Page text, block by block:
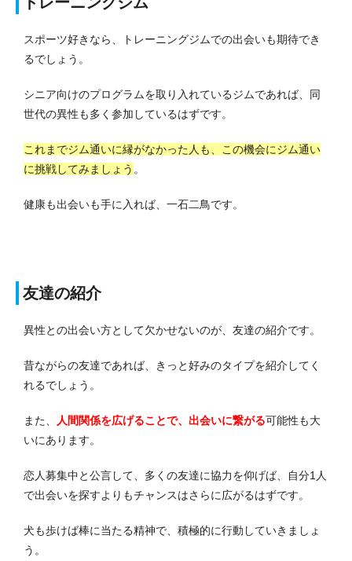
スポーツ好きなら、トレーニングジムでの出会いも期待でき
るでしょう。
シニア向けのプログラムを取り入れているジムであれば、同
世代の異性も多く参加しているはずです。
これまでジム通いに縁がなかった人も、この機会にジム通い
に挑戦してみましょう 。
健康も出会いも手に入れば、一石二鳥です。
友達の紹介
異性との出会い方として欠かせないのが、友達の紹介です。
昔ながらの友達であれば、きっと好みのタイプを紹介してく
れるでしょう。
また、 人間関係を広げることで、出会いに繋がる可能性も大
いにあります。
恋人募集中と公言して、多くの友達に協力を仰げば、自分1人
で出会いを探すよりもチャンスはさらに広がるはずです。
犬も歩けば棒に当たる精神で、積極的に行動していきましょ
う。